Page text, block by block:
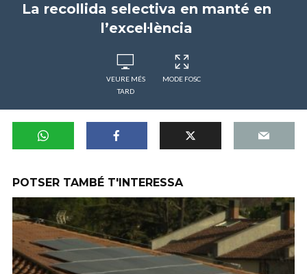
La recollida selectiva en manté en
l’excel·lència
VEURE MÉS
TARD
MODE FOSC
POTSER TAMBÉ T'INTERESSA